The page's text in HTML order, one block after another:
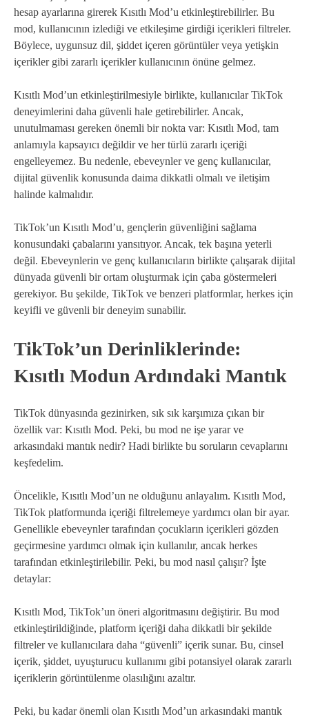
hesap ayarlarına girerek Kısıtlı Mod’u etkinleştirebilirler. Bu
mod, kullanıcının izlediği ve etkileşime girdiği içerikleri filtreler.
Böylece, uygunsuz dil, şiddet içeren görüntüler veya yetişkin
içerikler gibi zararlı içerikler kullanıcının önüne gelmez.
Kısıtlı Mod’un etkinleştirilmesiyle birlikte, kullanıcılar TikTok
deneyimlerini daha güvenli hale getirebilirler. Ancak,
unutulmaması gereken önemli bir nokta var: Kısıtlı Mod, tam
anlamıyla kapsayıcı değildir ve her türlü zararlı içeriği
engelleyemez. Bu nedenle, ebeveynler ve genç kullanıcılar,
dijital güvenlik konusunda daima dikkatli olmalı ve iletişim
halinde kalmalıdır.
TikTok’un Kısıtlı Mod’u, gençlerin güvenliğini sağlama
konusundaki çabalarını yansıtıyor. Ancak, tek başına yeterli
değil. Ebeveynlerin ve genç kullanıcıların birlikte çalışarak dijital
dünyada güvenli bir ortam oluşturmak için çaba göstermeleri
gerekiyor. Bu şekilde, TikTok ve benzeri platformlar, herkes için
keyifli ve güvenli bir deneyim sunabilir.
TikTok’un Derinliklerinde:
Kısıtlı Modun Ardındaki Mantık
TikTok dünyasında gezinirken, sık sık karşımıza çıkan bir
özellik var: Kısıtlı Mod. Peki, bu mod ne işe yarar ve
arkasındaki mantık nedir? Hadi birlikte bu soruların cevaplarını
keşfedelim.
Öncelikle, Kısıtlı Mod’un ne olduğunu anlayalım. Kısıtlı Mod,
TikTok platformunda içeriği filtrelemeye yardımcı olan bir ayar.
Genellikle ebeveynler tarafından çocukların içerikleri gözden
geçirmesine yardımcı olmak için kullanılır, ancak herkes
tarafından etkinleştirilebilir. Peki, bu mod nasıl çalışır? İşte
detaylar:
Kısıtlı Mod, TikTok’un öneri algoritmasını değiştirir. Bu mod
etkinleştirildiğinde, platform içeriği daha dikkatli bir şekilde
filtreler ve kullanıcılara daha “güvenli” içerik sunar. Bu, cinsel
içerik, şiddet, uyuşturucu kullanımı gibi potansiyel olarak zararlı
içeriklerin görüntülenme olasılığını azaltır.
Peki, bu kadar önemli olan Kısıtlı Mod’un arkasındaki mantık